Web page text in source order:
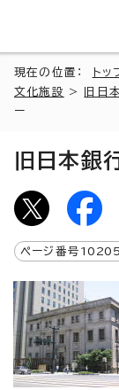
現在の位置： トッ
文化施設
> 旧日
ー
旧日本銀
ページ番号